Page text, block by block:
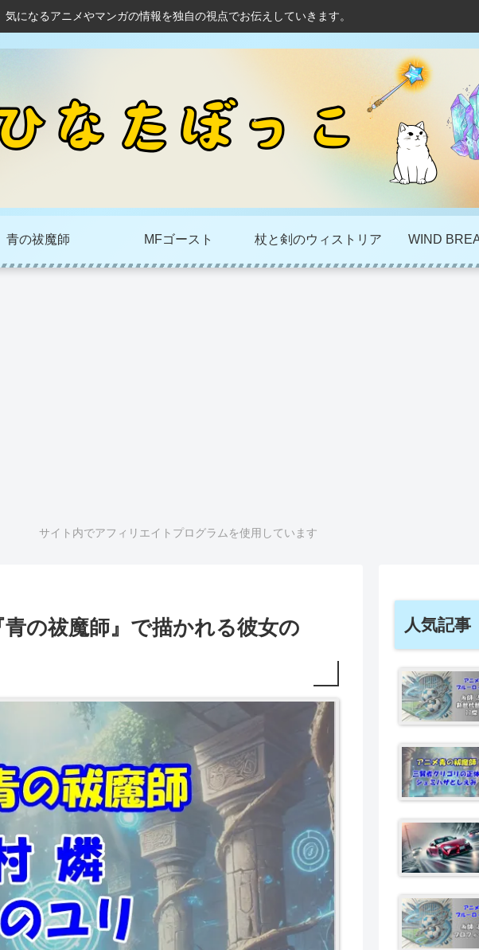
気になるアニメやマンガの情報を独自の視点でお伝えしていきます。
青の祓魔師 MFゴースト 杖と剣のウィストリア WIND
サイト内でアフィリエイトプログラムを使用しています
の祓魔師』で描かれる彼女の 人気記事